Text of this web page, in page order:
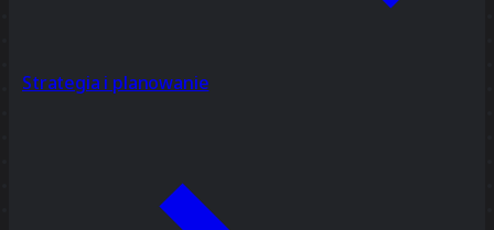
Strategia i planowanie